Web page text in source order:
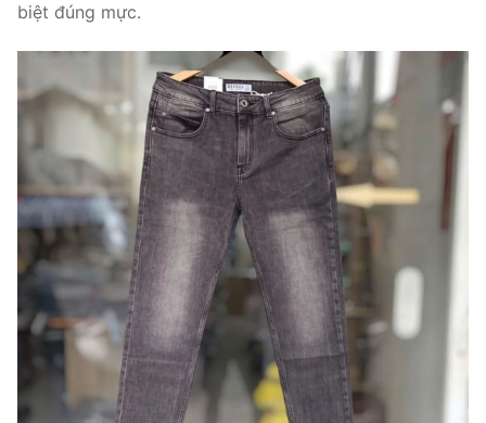
biệt đúng mực.